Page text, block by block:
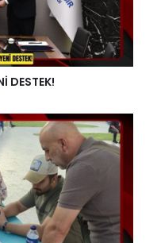
DESTEK!